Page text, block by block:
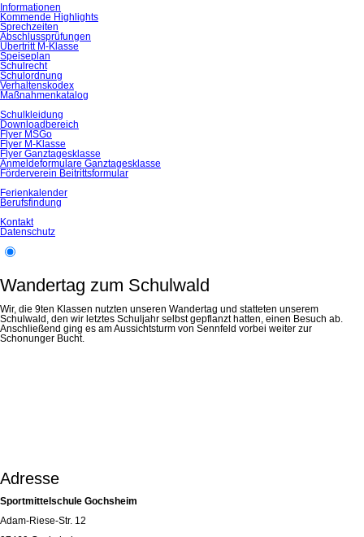
Informationen
Kommende Highlights
Sprechzeiten
Abschlussprüfungen
Übertritt M-Klasse
Speiseplan
Schulrecht
Schulordnung
Verhaltenskodex
Maßnahmenkatalog
Schulkleidung
Downloadbereich
Flyer MSGo
Flyer M-Klasse
Flyer Ganztagesklasse
Anmeldeformulare Ganztagesklasse
Förderverein Beitrittsformular
Ferienkalender
Berufsfindung
Kontakt
Datenschutz
Wandertag zum Schulwald
Wir, die 9ten Klassen nutzten unseren Wandertag und statteten unserem
Schulwald, den wir letztes Schuljahr selbst gepflanzt hatten, einen Besuch ab.
Anschließend ging es am Aussichtsturm von Sennfeld vorbei weiter zur
Schonunger Bucht.
Adresse
Sportmittelschule Gochsheim
Adam-Riese-Str. 12